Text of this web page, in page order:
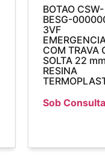
BOTAO CSW-
BESG-
3VF
COM TRAVA
SOLTA 22
RESINA
Sob Consulta